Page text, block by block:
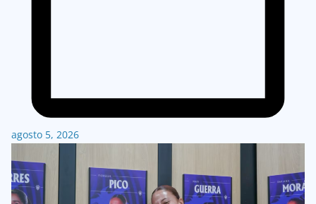
agosto 5, 2026